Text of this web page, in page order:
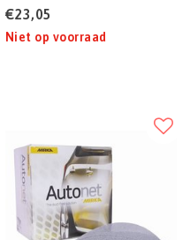
€23,05
Niet op voorraad